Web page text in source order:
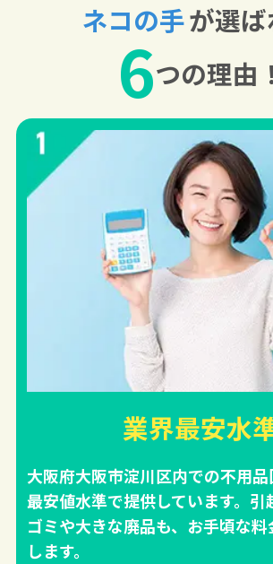
ネコの手が選ば
6つの理由！
業界最安水
大阪府大阪市淀川区内での不用
最安値水準で提供しています。引
ゴミや大きな廃品も、お手頃な
します。